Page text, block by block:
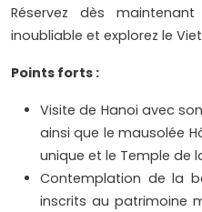
Réservez dès
inoubliable et explorez le
Points forts :
Visite de Hanoi avec
ainsi que le mausolée
unique et le Temple de
Contemplation de la
inscrits au patrimoine